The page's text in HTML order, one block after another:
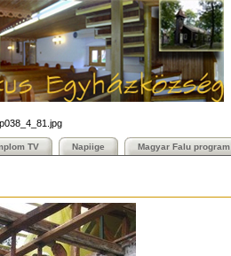
TV Napiige Magyar Falu program